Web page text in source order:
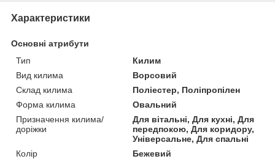
Характеристики
Основні атрибути
Тип
Килим
Вид килима
Ворсовий
Склад килима
Поліестер, Поліпропілен
Форма килима
Овальний
Призначення килима/
доріжки
Для вітальні, Для кухні, Для
передпокою, Для коридору,
Універсальне, Для спальні
Колір
Бежевий